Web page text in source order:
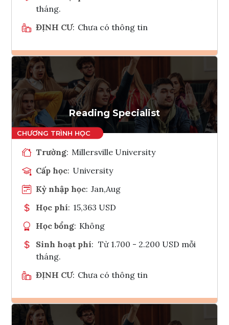
tháng.
ĐỊNH CƯ: Chưa có thông tin
Ghi danh
Tham vấn Interlink
Reading Specialist
Trường: Millersville University
Cấp học: University
Kỳ nhập học: Jan,Aug
Học phí: 15,363 USD
Học bổng: Không
Sinh hoạt phí: Từ 1.700 - 2.200 USD mỗi
tháng.
ĐỊNH CƯ: Chưa có thông tin
Ghi danh